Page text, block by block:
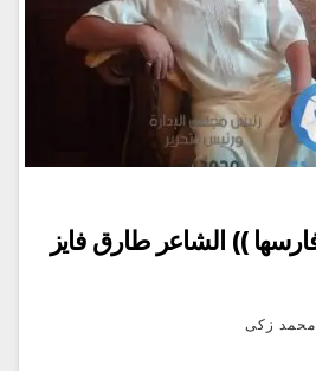
(( الضاد . . سفيرة فارسها )) الشاعر طارق فايز
محمد زكى